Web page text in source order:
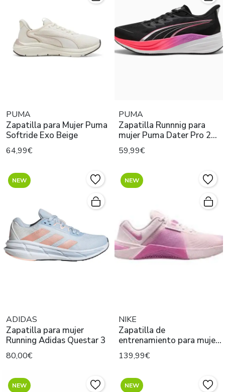
PUMA
Zapatilla para Mujer Puma
Softride Exo Beige
64,99€
PUMA
Zapatilla Runnnig para
mujer Puma Dater Pro 2
Negro
59,99€
NEW
ADIDAS
Zapatilla para mujer
Running Adidas Questar 3
80,00€
NEW
NIKE
Zapatilla de
entrenamiento para mujer
Nike Metcon 10 Rosa
139,99€
NEW NEW